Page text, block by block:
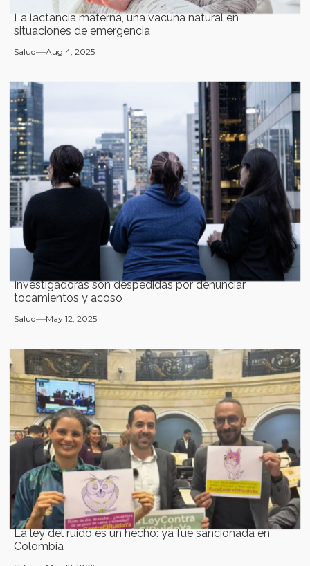
La lactancia materna, una vacuna natural en
situaciones de emergencia
Salud Aug 4, 2025
Investigadoras son despedidas por denunciar
tocamientos y acoso
Salud May 12, 2025
La ley del ruido es un hecho: ya fue sancionada en
Colombia